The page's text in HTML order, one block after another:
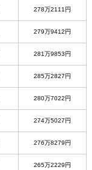
278万2111円
279万9412円
281万9853円
285万2827円
280万7022円
274万5027円
276万8279円
265万2229円